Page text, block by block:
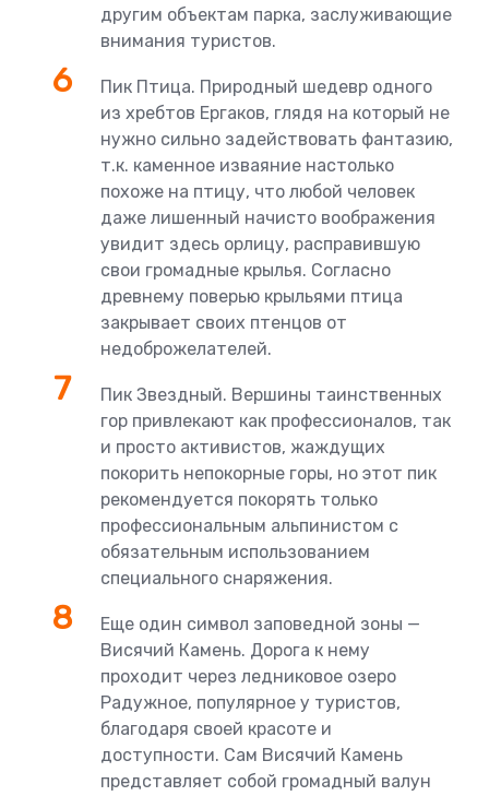
другим объектам парка, заслуживающие
внимания туристов.
Пик Птица. Природный шедевр одного
из хребтов Ергаков, глядя на который не
нужно сильно задействовать фантазию,
т.к. каменное изваяние настолько
похоже на птицу, что любой человек
даже лишенный начисто воображения
увидит здесь орлицу, расправившую
свои громадные крылья. Согласно
древнему поверью крыльями птица
закрывает своих птенцов от
недоброжелателей.
Пик Звездный. Вершины таинственных
гор привлекают как профессионалов, так
и просто активистов, жаждущих
покорить непокорные горы, но этот пик
рекомендуется покорять только
профессиональным альпинистом с
обязательным использованием
специального снаряжения.
Еще один символ заповедной зоны —
Висячий Камень. Дорога к нему
проходит через ледниковое озеро
Радужное, популярное у туристов,
благодаря своей красоте и
доступности. Сам Висячий Камень
представляет собой громадный валун